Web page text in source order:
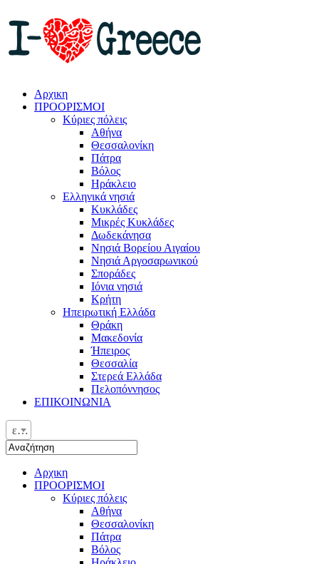
Αρχικη
ΠΡΟΟΡΙΣΜΟΙ
Κύριες πόλεις
Αθήνα
Θεσσαλονίκη
Πάτρα
Βόλος
Ηράκλειο
Ελληνικά νησιά
Κυκλάδες
Μικρές Κυκλάδες
Δωδεκάνησα
Νησιά Βορείου Αιγαίου
Νησιά Αργοσαρωνικού
Σποράδες
Ιόνια νησιά
Κρήτη
Ηπειρωτική Ελλάδα
Θράκη
Μακεδονία
Ήπειρος
Θεσσαλία
Στερεά Ελλάδα
Πελοπόννησος
ΕΠΙΚΟΙΝΩΝΙΑ
ελ
Αρχικη
ΠΡΟΟΡΙΣΜΟΙ
Κύριες πόλεις
Αθήνα
Θεσσαλονίκη
Πάτρα
Βόλος